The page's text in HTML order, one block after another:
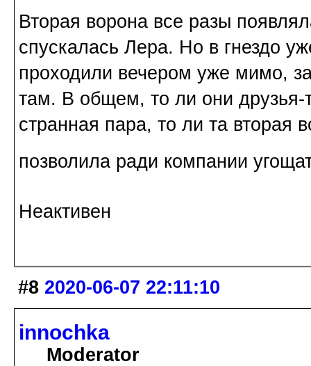
Вторая ворона все разы
спускалась Лера. Но в гнездо
проходили вечером уже мимо,
там. В общем, то ли они друзья-
странная пара, то ли та вторая
позволила ради компании
Неактивен
#8 2020-06-07 22:11:10
innochka
Moderator